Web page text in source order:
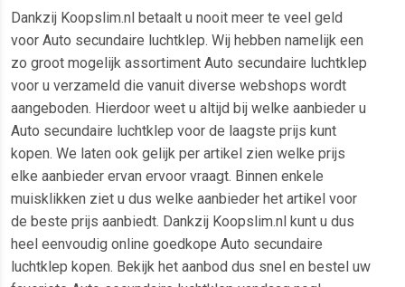
Dankzij Koopslim.nl betaalt u nooit meer te veel geld
voor Auto secundaire luchtklep. Wij hebben namelijk een
zo groot mogelijk assortiment Auto secundaire luchtklep
voor u verzameld die vanuit diverse webshops wordt
aangeboden. Hierdoor weet u altijd bij welke aanbieder u
Auto secundaire luchtklep voor de laagste prijs kunt
kopen. We laten ook gelijk per artikel zien welke prijs
elke aanbieder ervan ervoor vraagt. Binnen enkele
muisklikken ziet u dus welke aanbieder het artikel voor
de beste prijs aanbiedt. Dankzij Koopslim.nl kunt u dus
heel eenvoudig online goedkope Auto secundaire
luchtklep kopen. Bekijk het aanbod dus snel en bestel uw